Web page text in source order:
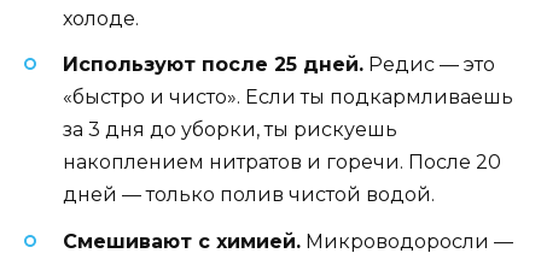
холоде.
Используют после 25 дней. Редис — это
«быстро и чисто». Если ты подкармливаешь
за 3 дня до уборки, ты рискуешь
накоплением нитратов и горечи. После 20
дней — только полив чистой водой.
Смешивают с химией. Микроводоросли —